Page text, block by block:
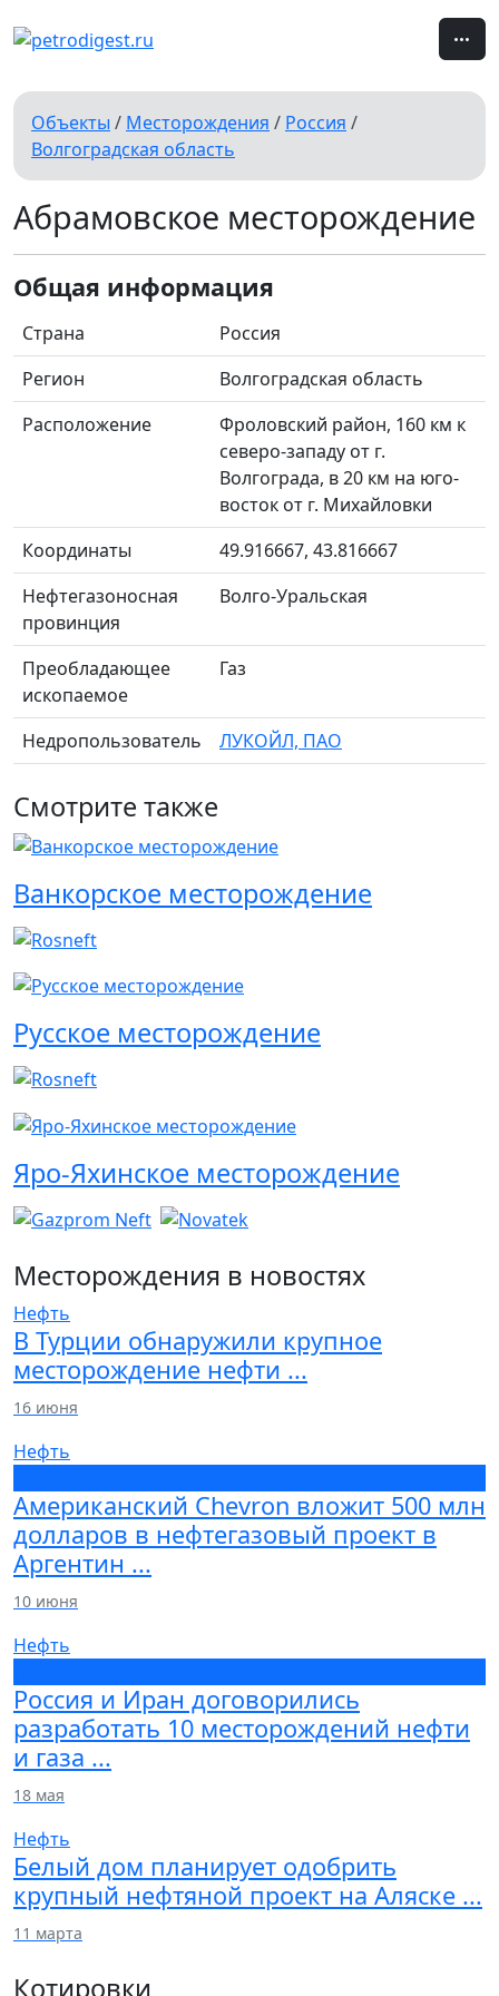
Объекты / Месторождения / Россия /
Волгоградская область
Абрамовское месторождение
Общая информация
Страна
Россия
Регион
Волгоградская область
Расположение
Фроловский район, 160 км к
северо-западу от г.
Волгограда, в 20 км на юго-
восток от г. Михайловки
Координаты
49.916667, 43.816667
Нефтегазоносная
провинция
Волго-Уральская
Преобладающее
ископаемое
Газ
Недропользователь ЛУКОЙЛ, ПАО
Смотрите также
Ванкорское месторождение
Русское месторождение
Яро-Яхинское месторождение
Месторождения в новостях
Нефть
В Турции обнаружили крупное
месторождение нефти ...
16 июня
Нефть
Американский Chevron вложит 500 млн
долларов в нефтегазовый проект в
Аргентин ...
10 июня
Нефть
Россия и Иран договорились
разработать 10 месторождений нефти
и газа ...
18 мая
Нефть
Белый дом планирует одобрить
крупный нефтяной проект на Аляске ...
11 марта
Котировки